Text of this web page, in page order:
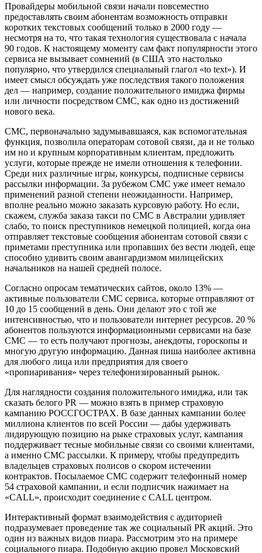
Провайдеры мобильной связи начали повсеместно
предоставлять своим абонентам возможность отправки
коротких текстовых сообщений только в 2000 году —
несмотря на то, что такая технология существовала с начала
90 годов. К настоящему моменту сам факт популярности этого
сервиса не вызывает сомнений (в США это настолько
популярно, что утвердился специальный глагол «to text»). И
имеет смысл обсуждать уже последствия такого положения
дел — например, создание положительного имиджа фирмы
или личности посредством CMC, как одно из достижений
нового века.
CMC, первоначально задумывавшаяся, как вспомогательная
функция, позволила операторам сотовой связи, да и не только
им но и крупным корпоративным клиентам, предложить
услуги, которые прежде не имели отношения к телефонии.
Среди них различные игры, конкурсы, подписные сервисы
рассылки информации. За рубежом CMC уже имеет немало
применений разной степени неожиданности. Например,
вполне реально можно заказать курсовую работу. Но если,
скажем, служба заказа такси по CMC в Австралии удивляет
слабо, то поиск преступников немецкой полицией, когда она
отправляет текстовые сообщения абонентам сотовой связи с
приметами преступника или пропавших без вести людей, еще
способно удивить своим авангардизмом милицейских
начальников на нашей средней полосе.
Согласно опросам тематических сайтов, около 13% —
активные пользователи CMC сервиса, которые отправляют от
10 до 15 сообщений в день. Они делают это с той же
интенсивностью, что и пользователи интернет ресурсов. 20 %
абонентов пользуются информационными сервисами на базе
CMC — то есть получают прогнозы, анекдоты, гороскопы и
многую другую информацию. Данная пиша наиболее активна
для любого лица или предприятия для своего
«пропиаривания» через телефонизированный рынок.
Для наглядности создания положительного имиджа, или так
сказать белого PR — можно взять в пример страховую
кампанию РОССГОСТРАХ. В базе данных кампании более
миллиона клиентов по всей России — дабы удерживать
лидирующую позицию на рыке страховых услуг, кампания
поддерживает тесные мобильные связи со своими клиентами,
а именно CMC рассылки. К примеру, чтобы предупредить
владельцев страховых полисов о скором истечении
контрактов. Посылаемое CMC содержит телефонный номер
54 страховой кампании, и если подписчик нажимает на
«CALL», происходит соединение с CALL центром.
Интерактивный формат взаимодействия с аудиторией
подразумевает проведение так же социальный PR акций. Это
один из важных видов пиара. Рассмотрим это на примере
социального пиара. Подобную акцию провел Московский